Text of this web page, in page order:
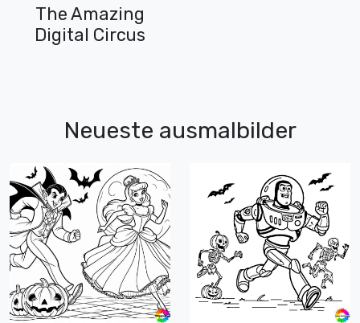
The Amazing
Digital Circus
Neueste ausmalbilder